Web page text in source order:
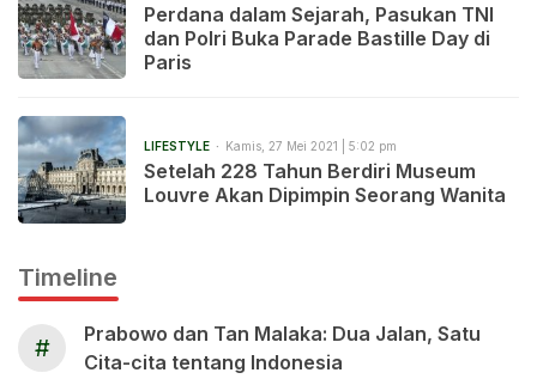
Perdana dalam Sejarah, Pasukan TNI
dan Polri Buka Parade Bastille Day di
Paris
LIFESTYLE Kamis, 27 Mei 2021 | 5:02 pm
Setelah 228 Tahun Berdiri Museum
Louvre Akan Dipimpin Seorang Wanita
Timeline
#
Prabowo dan Tan Malaka: Dua Jalan, Satu
Cita-cita tentang Indonesia